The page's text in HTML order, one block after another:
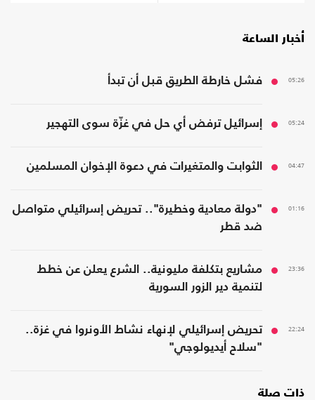
أخبار الساعة
05:26 فشل خارطة الطريق قبل أن تبدأ
05:24 إسرائيل ترفض أي حل في غزّة سوى التهجير
04:47 الثوابت والمتغيرات في دعوة الإخوان المسلمين
01:16
"دولة معادية وخطيرة".. تحريض إسرائيلي متواصل
ضد قطر
23:36
مشاريع بتكلفة مليونية.. الشرع يعلن عن خطط
لتنمية دير الزور السورية
22:24
تحريض إسرائيلي لإنهاء نشاط الأونروا في غزة..
"سلاح أيديولوجي"
ذات صلة